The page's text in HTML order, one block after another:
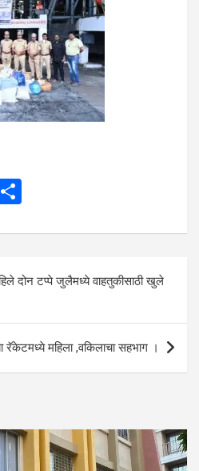
X
ar
eदोन टप्पे जुलैमध्ये वाहतुकीसाठी खुले
रॅकेटमध्ये महिला ,वकिलाचा सहभाग ।